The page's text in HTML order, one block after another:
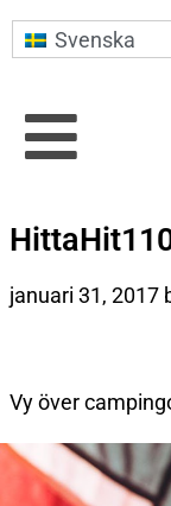
Svenska
januari 31, 2017
Vy över